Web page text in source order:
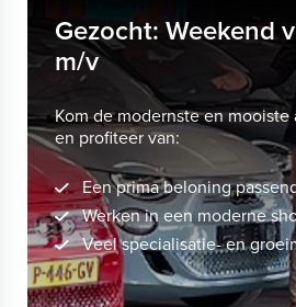
Gezocht: Weekend
m/v
Kom de modernste en mooiste
en profiteer van:
Een prima beloning
Werken in een moderne
Veel specialisatie- en